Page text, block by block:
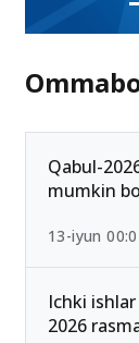
Qabul-
mumkin
13-iyun
Ichki
2026